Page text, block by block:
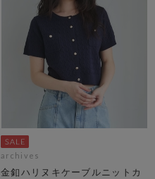
archives
金釦ハリヌキケーブルニットカ